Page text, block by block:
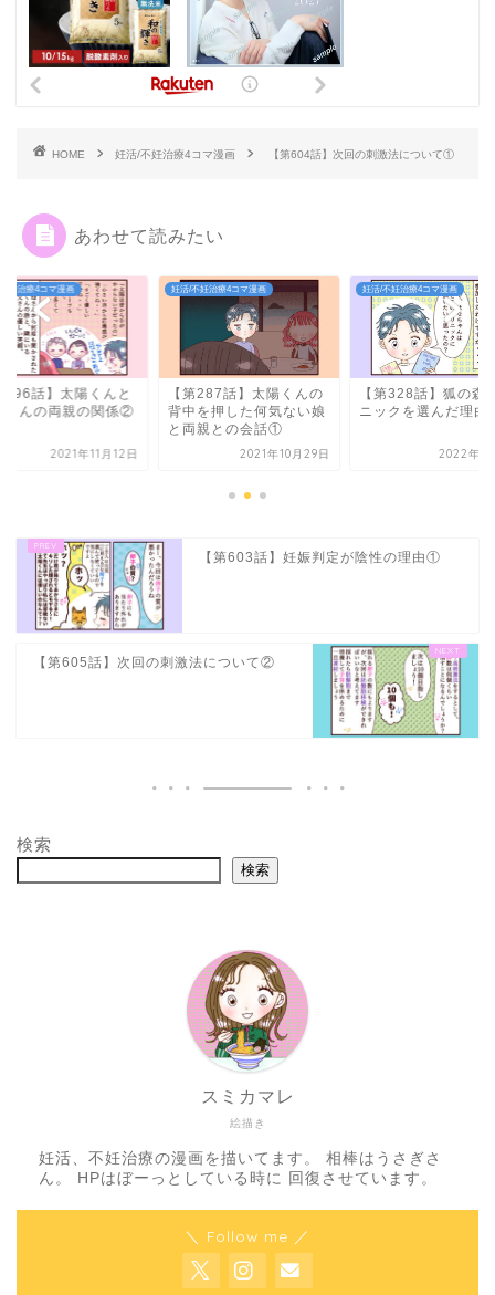
HOME 妊活/不妊治療4コマ漫画 【第604話】次回の刺激法について①
あわせて読みたい
妊治療4コマ漫画
287話】太陽くんの
を押した何気ない娘
2021年10月29日
妊活/不妊治療4コマ漫画
【第328話】狐の森クリ
ニックを選んだ理由
2022年1月11日
妊活/不妊治療4コマ漫画
【第296話】太陽く
太陽くんの両親の
2021年11
【第603話】妊娠判定が陰性の理由①
【第605話】次回の刺激法について②
検索
検索
絵描き
スミカマレ
妊活、不妊治療の漫画を描いてます。 相棒はうさぎさ
ん。 HPはぼーっとしている時に 回復させています。
＼ Follow me ／